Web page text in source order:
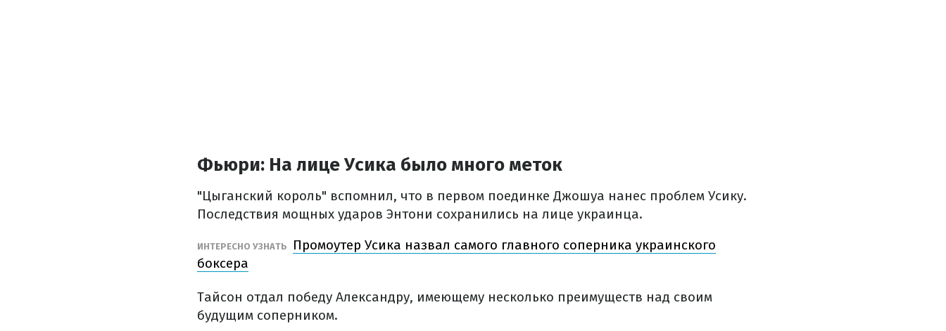
Фьюри: На лице Усика было много меток
"Цыганский король" вспомнил, что в первом поединке Джошуа нанес проблем Усику.
Последствия мощных ударов Энтони сохранились на лице украинца.
ИНТЕРЕСНО УЗНАТЬ
Промоутер Усика назвал самого главного соперника украинского
боксера
Тайсон отдал победу Александру, имеющему несколько преимуществ над своим
будущим соперником.